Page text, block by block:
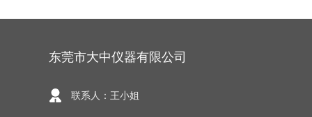
东莞市大中仪器有限公司
联系人：王小姐